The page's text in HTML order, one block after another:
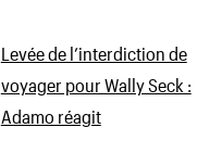
Levée de l’interdiction de
voyager pour Wally Seck :
Adamo réagit